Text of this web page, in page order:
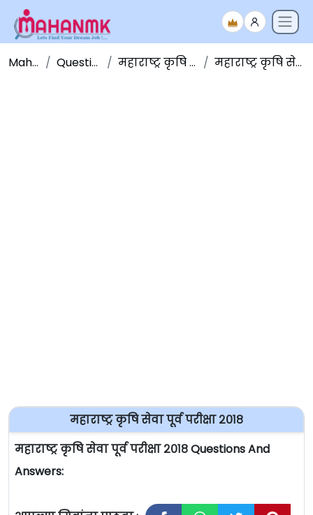
Maha NMK Question Papers महाराष्ट्र कृषि सेवा प्रश्नपत्रिका महाराष्ट्र कृषि सेवा पूर्व परीक्षा २०१८
महाराष्ट्र कृषि सेवा पूर्व परीक्षा २०१८
महाराष्ट्र कृषि सेवा पूर्व परीक्षा २०१८ Questions And
Answers: